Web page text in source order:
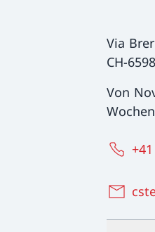
Via
CH-
Von